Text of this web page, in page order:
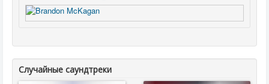
Случайные саундтреки